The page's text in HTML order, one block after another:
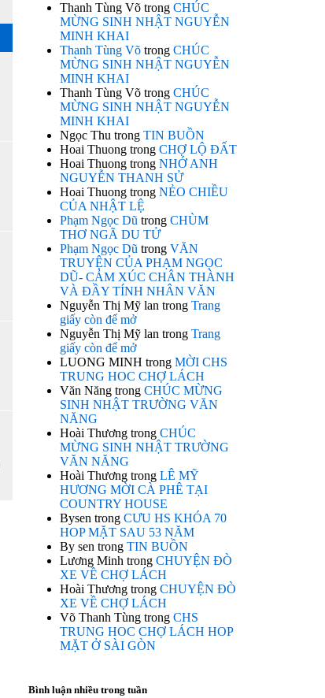
Thanh Tùng Võ trong CHÚC
MỪNG SINH NHẬT NGUYỄN
MINH KHAI
Thanh Tùng Võ trong CHÚC
MỪNG SINH NHẬT NGUYỄN
MINH KHAI
Thanh Tùng Võ trong CHÚC
MỪNG SINH NHẬT NGUYỄN
MINH KHAI
Ngọc Thu trong TIN BUỒN
Hoai Thuong trong CHỢ LỘ ĐẤT
Hoai Thuong trong NHỚ ANH
NGUYỄN THANH SỬ
Hoai Thuong trong NẺO CHIỀU
CỦA NHẬT LỆ
Phạm Ngọc Dũ trong CHÙM
THƠ NGÃ DU TỬ
Phạm Ngọc Dũ trong VĂN
TRUYỆN CỦA PHẠM NGỌC
DŨ- CẢM XÚC CHÂN THÀNH
VÀ ĐẦY TÍNH NHÂN VĂN
Nguyễn Thị Mỹ lan trong Trang
giấy còn để mở
Nguyễn Thị Mỹ lan trong Trang
giấy còn để mở
LUONG MINH trong MỜI CHS
TRUNG HOC CHỢ LÁCH
Văn Năng trong CHÚC MỪNG
SINH NHẬT TRƯỜNG VĂN
NĂNG
Hoài Thương trong CHÚC
MỪNG SINH NHẬT TRƯỜNG
VĂN NĂNG
Hoài Thương trong LÊ MỸ
HƯƠNG MỜI CÀ PHÊ TẠI
COUNTRY HOUSE
Bysen trong CƯU HS KHÓA 70
HOP MẶT SAU 53 NĂM
By sen trong TIN BUỒN
Lương Minh trong CHUYỆN ĐÒ
XE VỀ CHỢ LÁCH
Hoài Thương trong CHUYỆN ĐÒ
XE VỀ CHỢ LÁCH
Võ Thanh Tùng trong CHS
TRUNG HOC CHỢ LÁCH HOP
MẶT Ở SÀI GÒN
Bình luận nhiều trong tuần